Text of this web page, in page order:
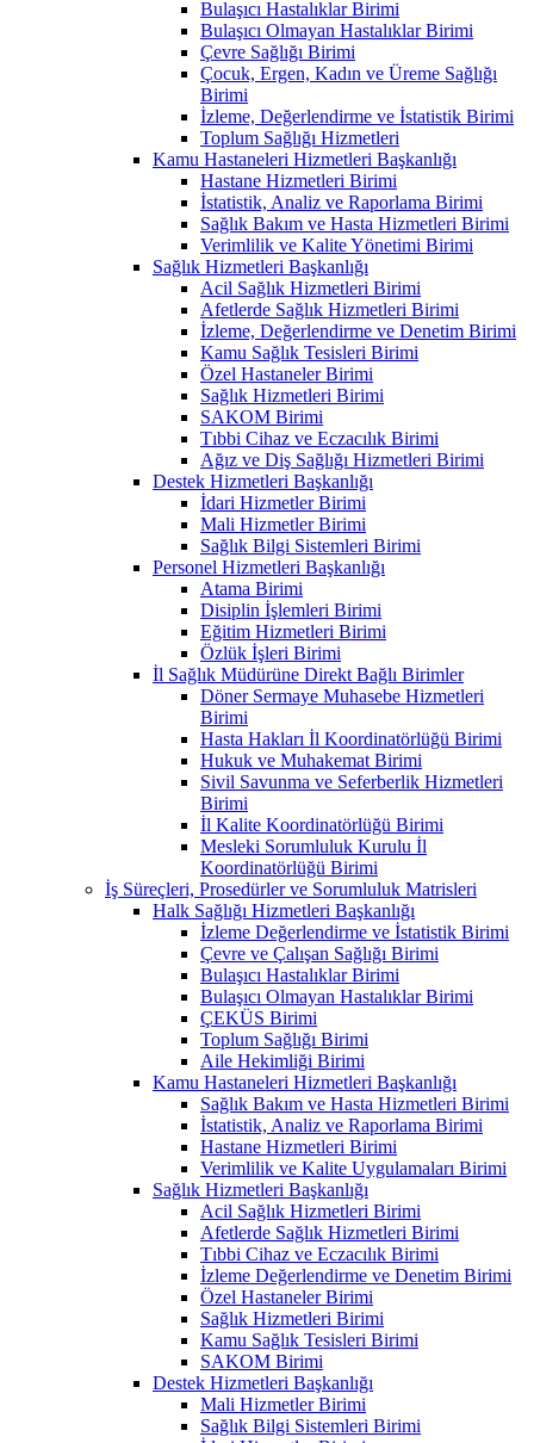
Bulaşıcı Hastalıklar Birimi
Bulaşıcı Olmayan Hastalıklar Birimi
Çevre Sağlığı Birimi
Çocuk, Ergen, Kadın ve Üreme Sağlığı
Birimi
İzleme, Değerlendirme ve İstatistik Birimi
Toplum Sağlığı Hizmetleri
Kamu Hastaneleri Hizmetleri Başkanlığı
Hastane Hizmetleri Birimi
İstatistik, Analiz ve Raporlama Birimi
Sağlık Bakım ve Hasta Hizmetleri Birimi
Verimlilik ve Kalite Yönetimi Birimi
Sağlık Hizmetleri Başkanlığı
Acil Sağlık Hizmetleri Birimi
Afetlerde Sağlık Hizmetleri Birimi
İzleme, Değerlendirme ve Denetim Birimi
Kamu Sağlık Tesisleri Birimi
Özel Hastaneler Birimi
Sağlık Hizmetleri Birimi
SAKOM Birimi
Tıbbi Cihaz ve Eczacılık Birimi
Ağız ve Diş Sağlığı Hizmetleri Birimi
Destek Hizmetleri Başkanlığı
İdari Hizmetler Birimi
Mali Hizmetler Birimi
Sağlık Bilgi Sistemleri Birimi
Personel Hizmetleri Başkanlığı
Atama Birimi
Disiplin İşlemleri Birimi
Eğitim Hizmetleri Birimi
Özlük İşleri Birimi
İl Sağlık Müdürüne Direkt Bağlı Birimler
Döner Sermaye Muhasebe Hizmetleri
Birimi
Hasta Hakları İl Koordinatörlüğü Birimi
Hukuk ve Muhakemat Birimi
Sivil Savunma ve Seferberlik Hizmetleri
Birimi
İl Kalite Koordinatörlüğü Birimi
Mesleki Sorumluluk Kurulu İl
Koordinatörlüğü Birimi
İş Süreçleri, Prosedürler ve Sorumluluk Matrisleri
Halk Sağlığı Hizmetleri Başkanlığı
İzleme Değerlendirme ve İstatistik Birimi
Çevre ve Çalışan Sağlığı Birimi
Bulaşıcı Hastalıklar Birimi
Bulaşıcı Olmayan Hastalıklar Birimi
ÇEKÜS Birimi
Toplum Sağlığı Birimi
Aile Hekimliği Birimi
Kamu Hastaneleri Hizmetleri Başkanlığı
Sağlık Bakım ve Hasta Hizmetleri Birimi
İstatistik, Analiz ve Raporlama Birimi
Hastane Hizmetleri Birimi
Verimlilik ve Kalite Uygulamaları Birimi
Sağlık Hizmetleri Başkanlığı
Acil Sağlık Hizmetleri Birimi
Afetlerde Sağlık Hizmetleri Birimi
Tıbbi Cihaz ve Eczacılık Birimi
İzleme Değerlendirme ve Denetim Birimi
Özel Hastaneler Birimi
Sağlık Hizmetleri Birimi
Kamu Sağlık Tesisleri Birimi
SAKOM Birimi
Destek Hizmetleri Başkanlığı
Mali Hizmetler Birimi
Sağlık Bilgi Sistemleri Birimi